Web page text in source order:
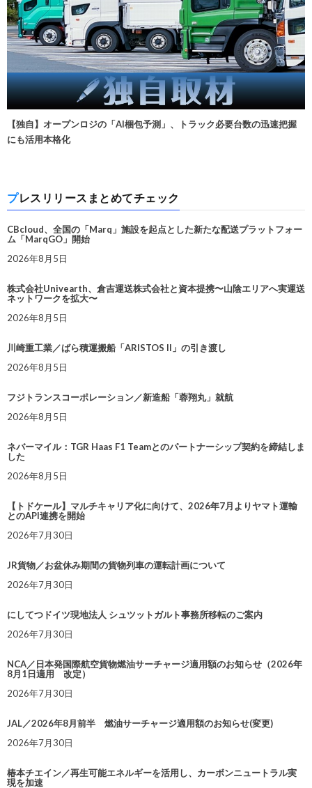
【独自】オープンロジの「AI梱包予測」、トラック必要台数の迅速把握
にも活用本格化
プレスリリースまとめてチェック
CBcloud、全国の「Marq」施設を起点とした新たな配送プラットフォー
ム「MarqGO」開始
2026年8月5日
株式会社Univearth、倉吉運送株式会社と資本提携〜山陰エリアへ実運送
ネットワークを拡大〜
2026年8月5日
川崎重工業／ばら積運搬船「ARISTOS II」の引き渡し
2026年8月5日
フジトランスコーポレーション／新造船「蓉翔丸」就航
2026年8月5日
ネバーマイル：TGR Haas F1 Teamとのパートナーシップ契約を締結しま
した
2026年8月5日
【トドケール】マルチキャリア化に向けて、2026年7月よりヤマト運輸
とのAPI連携を開始
2026年7月30日
JR貨物／お盆休み期間の貨物列車の運転計画について
2026年7月30日
にしてつドイツ現地法人 シュツットガルト事務所移転のご案内
2026年7月30日
NCA／日本発国際航空貨物燃油サーチャージ適用額のお知らせ（2026年
8月1日適用 改定）
2026年7月30日
JAL／2026年8月前半 燃油サーチャージ適用額のお知らせ(変更)
2026年7月30日
椿本チエイン／再生可能エネルギーを活用し、カーボンニュートラル実
現を加速